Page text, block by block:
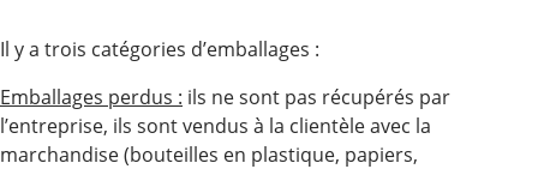
Il y a trois catégories d’emballages :
Emballages perdus : ils ne sont pas récupérés par
l’entreprise, ils sont vendus à la clientèle avec la
marchandise (bouteilles en plastique, papiers,